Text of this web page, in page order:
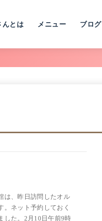
んとは メニュー ブログ
は、昨日訪問したオル
。ネット予約しておく
した。2月10日午前9時